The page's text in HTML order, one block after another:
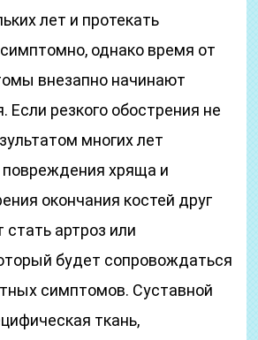
лет и протекать
однако время от
внезапно начинают
Если резкого обострения не
многих лет
хряща и
окончания костей друг
артроз или
будет сопровождаться
симптомов. Суставной
ткань,